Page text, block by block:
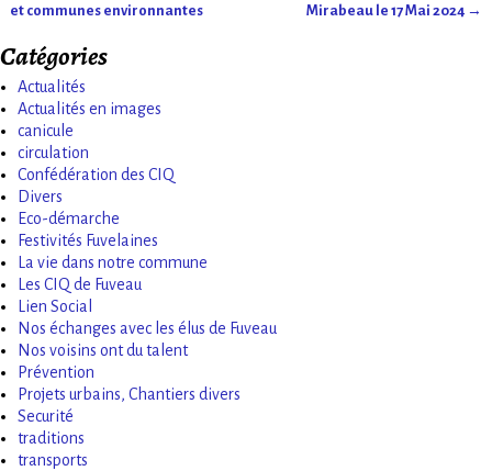
et communes environnantes
Mirabeau le 17 Mai 2024 →
Catégories
Actualités
Actualités en images
canicule
circulation
Confédération des CIQ
Divers
Eco-démarche
Festivités Fuvelaines
La vie dans notre commune
Les CIQ de Fuveau
Lien Social
Nos échanges avec les élus de Fuveau
Nos voisins ont du talent
Prévention
Projets urbains, Chantiers divers
Securité
traditions
transports